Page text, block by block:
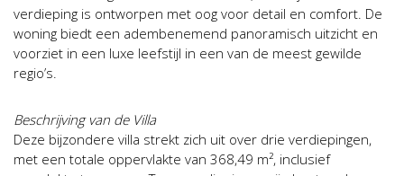
verdieping is ontworpen met oog voor detail en comfort. De
woning biedt een adembenemend panoramisch uitzicht en
voorziet in een luxe leefstijl in een van de meest gewilde
regio’s.
Beschrijving van de Villa
Deze bijzondere villa strekt zich uit over drie verdiepingen,
met een totale oppervlakte van 368,49 m², inclusief